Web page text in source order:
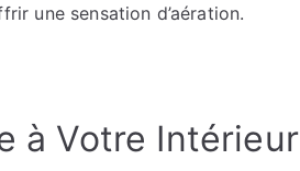
une sensation d’aération.
à Votre Intérieur